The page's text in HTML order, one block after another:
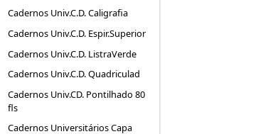
Cadernos Univ.C.D. Caligrafia
Cadernos Univ.C.D. Espir.Superior
Cadernos Univ.C.D. ListraVerde
Cadernos Univ.C.D. Quadriculad
Cadernos Univ.CD. Pontilhado 80
fls
Cadernos Universitários Capa